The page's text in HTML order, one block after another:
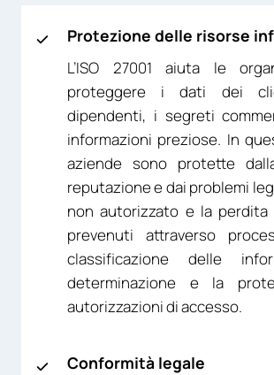
Protezione delle risorse
L’ISO 27001 aiuta le
proteggere i dati dei
dipendenti, i segreti
informazioni preziose. In
aziende sono protette
reputazione e dai problemi
non autorizzato e la
prevenuti attraverso
classificazione delle
determinazione e la
autorizzazioni di accesso.
Conformità legale